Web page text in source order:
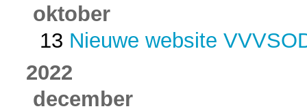
oktober
13 Nieuwe website
2022
december